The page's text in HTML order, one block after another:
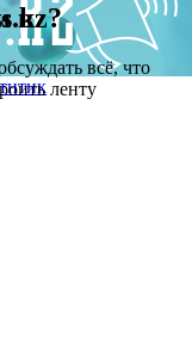
всё, что
ленту
в